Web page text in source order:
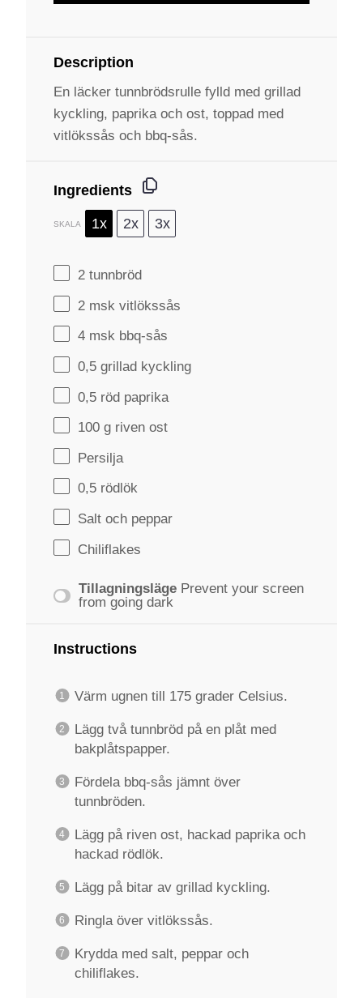
Description
En läcker tunnbrödsrulle fylld med grillad
kyckling, paprika och ost, toppad med
vitlökssås och bbq-sås.
Ingredients
SKALA 1x 2x 3x
2 tunnbröd
2 msk vitlökssås
4 msk bbq-sås
0,5 grillad kyckling
0,5 röd paprika
100 g riven ost
Persilja
0,5 rödlök
Salt och peppar
Chiliflakes
Tillagningsläge Prevent your screen
from going dark
Instructions
Värm ugnen till 175 grader Celsius.
Lägg två tunnbröd på en plåt med
bakplåtspapper.
Fördela bbq-sås jämnt över
tunnbröden.
Lägg på riven ost, hackad paprika och
hackad rödlök.
Lägg på bitar av grillad kyckling.
Ringla över vitlökssås.
Krydda med salt, peppar och
chiliflakes.